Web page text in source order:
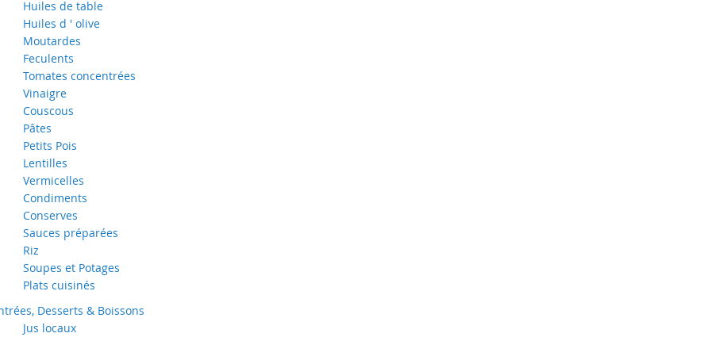
Huiles de table
Huiles d ' olive
Moutardes
Feculents
Tomates concentrées
Vinaigre
Couscous
Pâtes
Petits Pois
Lentilles
Vermicelles
Condiments
Conserves
Sauces préparées
Riz
Soupes et Potages
Plats cuisinés
Desserts & Boissons
Jus locaux